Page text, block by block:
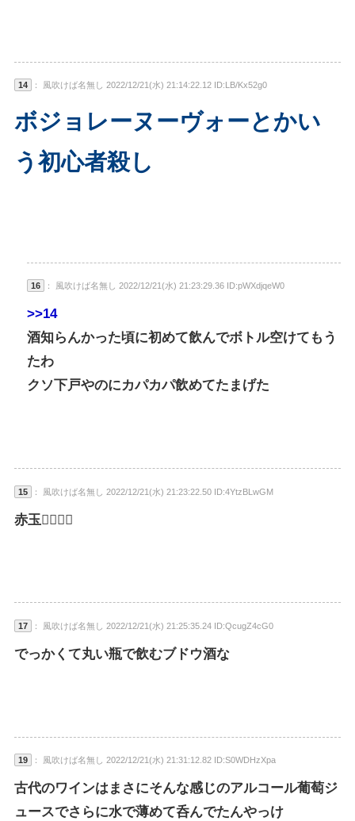
14 ： 風吹けば名無し 2022/12/21(水) 21:14:22.12 ID:LB/Kx52g0
ボジョレーヌーヴォーとかい
う初心者殺し
16 ： 風吹けば名無し 2022/12/21(水) 21:23:29.36 ID:pWXdjqeW0
>>14
酒知らんかった頃に初めて飲んでボトル空けてもう
たわ
クソ下戸やのにカパカパ飲めてたまげた
15 ： 風吹けば名無し 2022/12/21(水) 21:23:22.50 ID:4YtzBLwGM
赤玉✌🏿🤥🍷
17 ： 風吹けば名無し 2022/12/21(水) 21:25:35.24 ID:QcugZ4cG0
でっかくて丸い瓶で飲むブドウ酒な
19 ： 風吹けば名無し 2022/12/21(水) 21:31:12.82 ID:S0WDHzXpa
古代のワインはまさにそんな感じのアルコール葡萄ジ
ュースでさらに水で薄めて呑んでたんやっけ